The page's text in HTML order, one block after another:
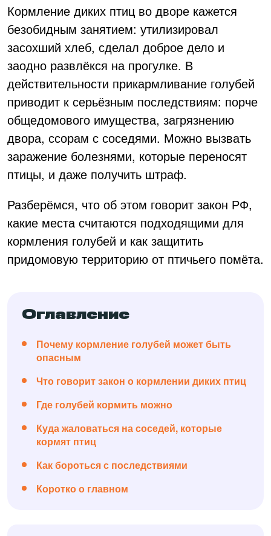
Кормление диких птиц во дворе кажется
безобидным занятием: утилизировал
засохший хлеб, сделал доброе дело и
заодно развлёкся на прогулке. В
действительности прикармливание голубей
приводит к серьёзным последствиям: порче
общедомового имущества, загрязнению
двора, ссорам с соседями. Можно вызвать
заражение болезнями, которые переносят
птицы, и даже получить штраф.
Разберёмся, что об этом говорит закон РФ,
какие места считаются подходящими для
кормления голубей и как защитить
придомовую территорию от птичьего помёта.
Оглавление
Почему кормление голубей может быть
опасным
Что говорит закон о кормлении диких птиц
Где голубей кормить можно
Куда жаловаться на соседей, которые
кормят птиц
Как бороться с последствиями
Коротко о главном